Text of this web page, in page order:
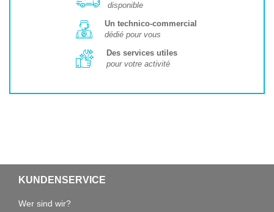
disponible
Un technico-commercial
dédié pour vous
Des services utiles
pour votre activité
KUNDENSERVICE
Wer sind wir?